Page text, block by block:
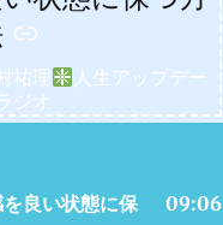
祐理
人生アップデー
ジオ
良い状態に保
09:06